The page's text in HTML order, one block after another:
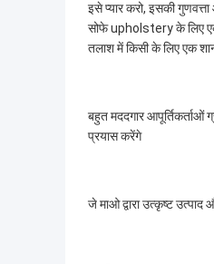
इसे प्यार करो, इसकी
सोफे upholstery के लिए एक
तलाश में किसी के लिए एक
बहुत मददगार आपूर्तिकर्ताओं
प्रयास करेंगे
जे माओ द्वारा उत्कृष्ट उत्पाद